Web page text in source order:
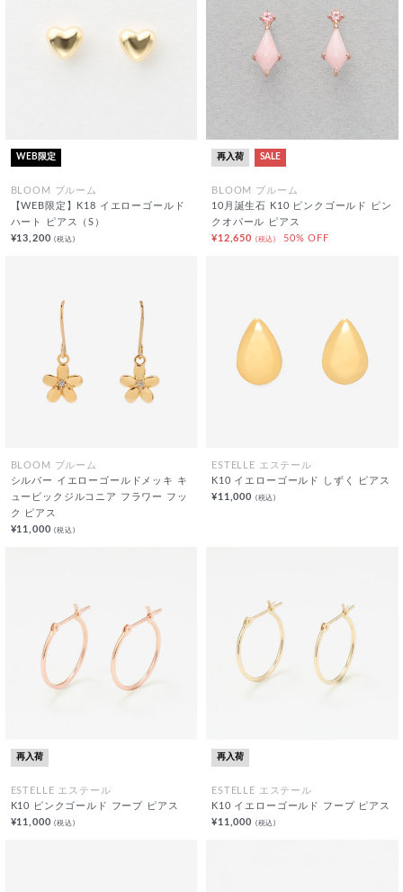
WEB限定
BLOOM ブルーム
【WEB限定】K18 イエローゴールド
ハート ピアス（S）
¥13,200(税込)
再入荷 SALE
BLOOM ブルーム
10月誕生石 K10 ピンクゴールド ピン
クオパール ピアス
¥12,650 (税込) 50% OFF
BLOOM ブルーム
シルバー イエローゴールドメッキ キ
ュービックジルコニア フラワー フッ
ク ピアス
¥11,000(税込)
ESTELLE エステール
K10 イエローゴールド しずく ピアス
¥11,000 (税込)
再入荷
ESTELLE エステール
K10 ピンクゴールド フープ ピアス
¥11,000(税込)
再入荷
ESTELLE エステール
K10 イエローゴールド フープ ピアス
¥11,000 (税込)